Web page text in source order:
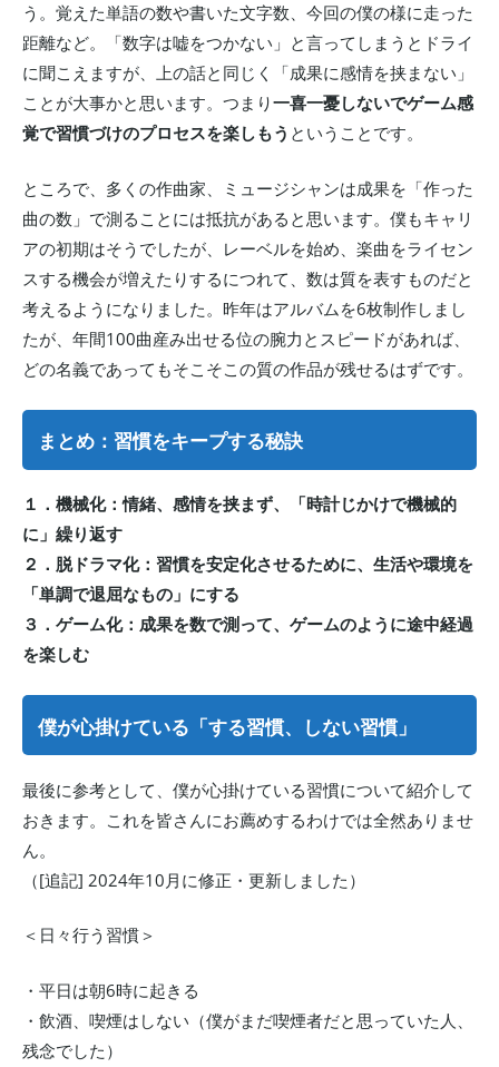
う。覚えた単語の数や書いた文字数、今回の僕の様に走った
距離など。「数字は嘘をつかない」と言ってしまうとドライ
に聞こえますが、上の話と同じく「成果に感情を挟まない」
ことが大事かと思います。つまり一喜一憂しないでゲーム感
覚で習慣づけのプロセスを楽しもう ということです。
ところで、多くの作曲家、ミュージシャンは成果を「作った
曲の数」で測ることには抵抗があると思います。僕もキャリ
アの初期はそうでしたが、レーベルを始め、楽曲をライセン
スする機会が増えたりするにつれて、数は質を表すものだと
考えるようになりました。昨年はアルバムを6枚制作しまし
たが、年間100曲産み出せる位の腕力とスピードがあれば、
どの名義であってもそこそこの質の作品が残せるはずです。
まとめ：習慣をキープする秘訣
１．機械化：情緒、感情を挟まず、「時計じかけで機械的
に」繰り返す
２．脱ドラマ化：習慣を安定化させるために、生活や環境を
「単調で退屈なもの」にする
３．ゲーム化：成果を数で測って、ゲームのように途中経過
を楽しむ
僕が心掛けている「する習慣、しない習慣」
最後に参考として、僕が心掛けている習慣について紹介して
おきます。これを皆さんにお薦めするわけでは全然ありませ
ん。
（[追記] 2024年10月に修正・更新しました）
＜日々行う習慣＞
・平日は朝6時に起きる
・飲酒、喫煙はしない（僕がまだ喫煙者だと思っていた人、
残念でした）